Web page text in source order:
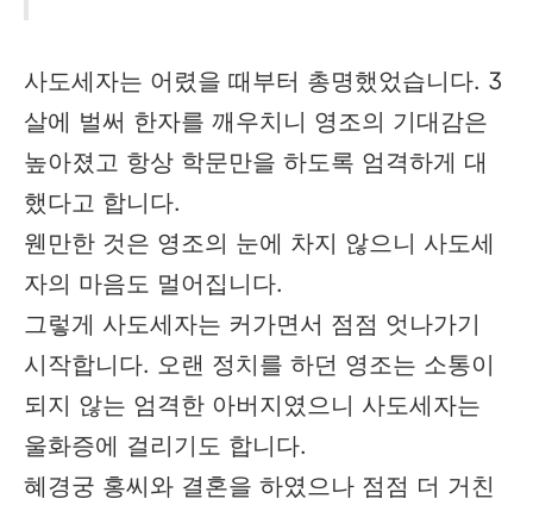
사도세자는 어렸을 때부터 총명했었습니다. 3
살에 벌써 한자를 깨우치니 영조의 기대감은
높아졌고 항상 학문만을 하도록 엄격하게 대
했다고 합니다.
웬만한 것은 영조의 눈에 차지 않으니 사도세
자의 마음도 멀어집니다. ​
그렇게 사도세자는 커가면서 점점 엇나가기
시작합니다. 오랜 정치를 하던 영조는 소통이
되지 않는 엄격한 아버지였으니 사도세자는
울화증에 걸리기도 합니다.
혜경궁 홍씨와 결혼을 하였으나 점점 더 거친